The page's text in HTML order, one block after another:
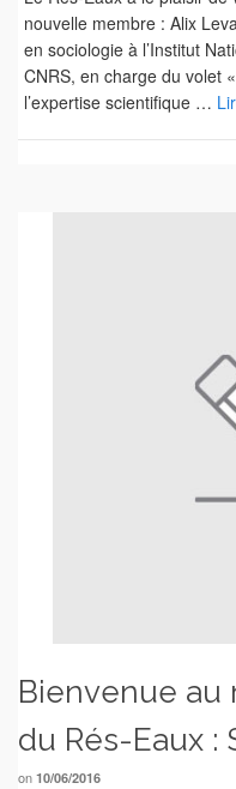
nouvelle membre : Alix
en sociologie à l’Institut
CNRS, en charge du volet
l’expertise scientifique …
Bienvenue au
du Rés-Eaux :
on 10/06/2016